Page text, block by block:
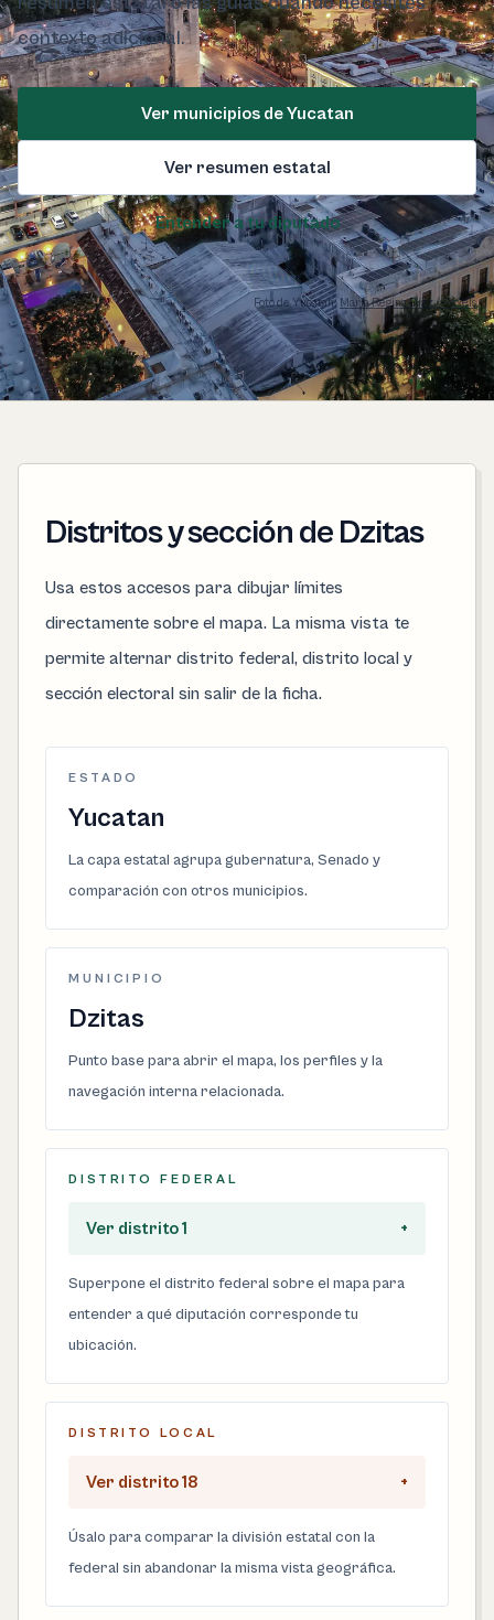
contexto adicional.
Ver municipios de Yucatan
Ver resumen estatal
Entender a tu diputado
Foto de Yucatan: María Regina Díaz / Pexels
Distritos y sección de Dzitas
Usa estos accesos para dibujar límites
directamente sobre el mapa. La misma vista te
permite alternar distrito federal, distrito local y
sección electoral sin salir de la ficha.
ESTADO
Yucatan
La capa estatal agrupa gubernatura, Senado y
comparación con otros municipios.
MUNICIPIO
Dzitas
Punto base para abrir el mapa, los perfiles y la
navegación interna relacionada.
DISTRITO FEDERAL
Ver distrito 1 +
Superpone el distrito federal sobre el mapa para
entender a qué diputación corresponde tu
ubicación.
DISTRITO LOCAL
Ver distrito 18 +
Úsalo para comparar la división estatal con la
federal sin abandonar la misma vista geográfica.